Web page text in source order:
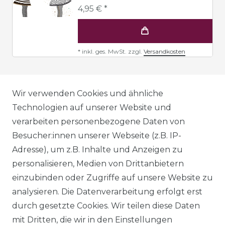
4,95 € *
* inkl. ges. MwSt. zzgl. Versandkosten
AGB
DATENSCHUTZERKLÄRUNG
WIDERRUFSRECHT
IMPRESSUM
Wir verwenden Cookies und ähnliche
Technologien auf unserer Website und
verarbeiten personenbezogene Daten von
Besucher:innen unserer Webseite (z.B. IP-
Adresse), um z.B. Inhalte und Anzeigen zu
personalisieren, Medien von Drittanbietern
einzubinden oder Zugriffe auf unsere Website zu
analysieren. Die Datenverarbeitung erfolgt erst
durch gesetzte Cookies. Wir teilen diese Daten
mit Dritten, die wir in den Einstellungen